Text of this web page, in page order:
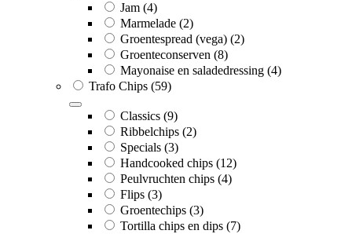
Jam (4)
Marmelade (2)
Groentespread (vega) (2)
Groenteconserven (8)
Mayonaise en saladedressing (4)
Trafo Chips (59)
Classics (9)
Ribbelchips (2)
Specials (3)
Handcooked chips (12)
Peulvruchten chips (4)
Flips (3)
Groentechips (3)
Tortilla chips en dips (7)